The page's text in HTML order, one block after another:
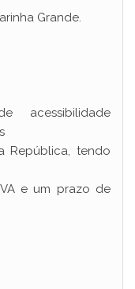
Grande.
acessibilidade
República, tendo
e um prazo de